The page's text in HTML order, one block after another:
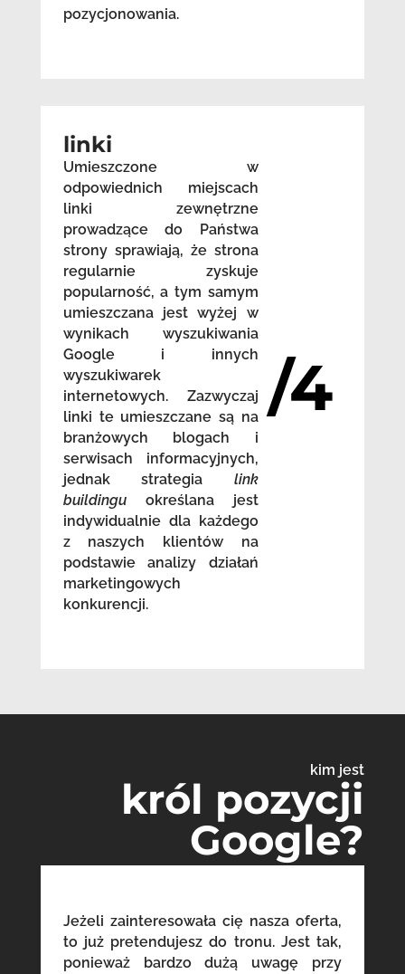
pozycjonowania.
linki
Umieszczone w
odpowiednich miejscach
linki zewnętrzne
prowadzące do Państwa
strony sprawiają, że strona
regularnie zyskuje
popularność, a tym samym
umieszczana jest wyżej w
wynikach wyszukiwania
Google i innych
wyszukiwarek
internetowych. Zazwyczaj
linki te umieszczane są na
branżowych blogach i
serwisach informacyjnych,
jednak strategia link
buildingu określana jest
indywidualnie dla każdego
z naszych klientów na
podstawie analizy działań
marketingowych
konkurencji.
/4
kim jest
król pozycji
Google?
Jeżeli zainteresowała cię nasza oferta,
to już pretendujesz do tronu. Jest tak,
ponieważ bardzo dużą uwagę przy